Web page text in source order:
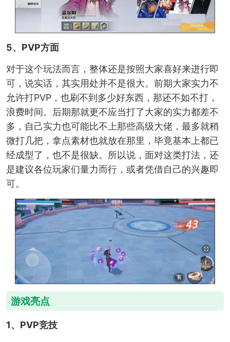
5、PVP方面
对于这个玩法而言，整体还是按照大家喜好来进行即
可，说实话，其实用处并不是很大。前期大家实力不
允许打PVP，也刷不到多少好东西，那还不如不打，
浪费时间。后期那就更不应当打了大家的实力都差不
多，自己实力也可能比不上那些高级大佬，最多就稍
微打几把，拿点素材也就放在那里，毕竟基本上都已
经成型了，也不是很缺。所以说，面对这类打法，还
是建议各位玩家们量力而行，或者凭借自己的兴趣即
可。
游戏亮点
1、PVP竞技